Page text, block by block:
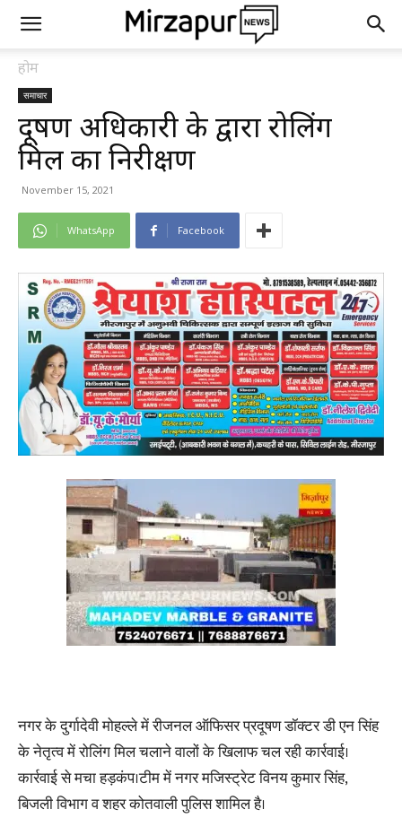
होम
समाचार
प्रदूषण अधिकारी के द्वारा रोलिंग
मिल का निरीक्षण
November 15, 2021
WhatsApp Facebook
नगर के दुर्गादेवी मोहल्ले में रीजनल ऑफिसर प्रदूषण डॉक्टर डी एन सिंह
के नेतृत्व में रोलिंग मिल चलाने वालों के खिलाफ चल रही कार्रवाई।
कार्रवाई से मचा हड़कंप।टीम में नगर मजिस्ट्रेट विनय कुमार सिंह,
बिजली विभाग व शहर कोतवाली पुलिस शामिल है।